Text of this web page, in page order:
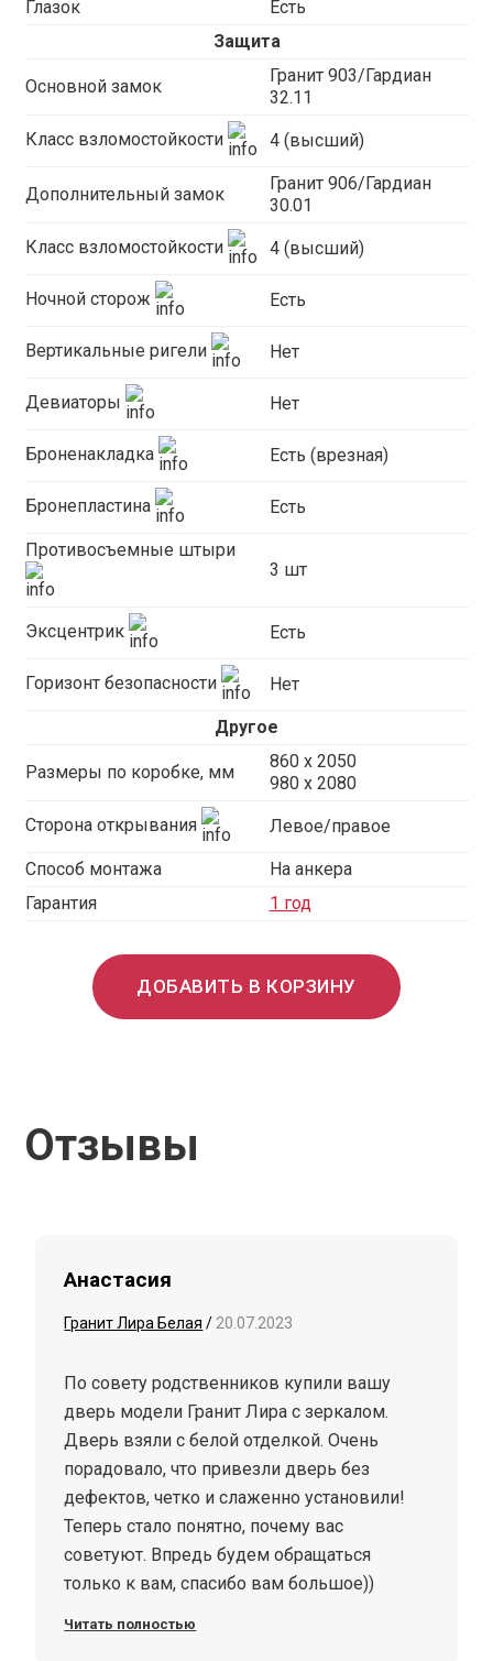
Глазок
Есть
Защита
Основной замок
Гранит 903/Гардиан
32.11
Класс взломостойкости 4 (высший)
Дополнительный замок
Гранит 906/Гардиан
30.01
Класс взломостойкости 4 (высший)
Ночной сторож Есть
Вертикальные ригели Нет
Девиаторы Нет
Броненакладка Есть (врезная)
Бронепластина Есть
Противосъемные штыри
3 шт
Эксцентрик Есть
Горизонт безопасности Нет
Другое
Размеры по коробке, мм
860 х 2050
980 x 2080
Сторона открывания Левое/правое
Способ монтажа
На анкера
Гарантия
1 год
ДОБАВИТЬ В КОРЗИНУ
Отзывы
Анастасия
Гранит Лира Белая / 20.07.2023
По совету родственников купили вашу
дверь модели Гранит Лира с зеркалом.
Дверь взяли с белой отделкой. Очень
порадовало, что привезли дверь без
дефектов, четко и слаженно установили!
Теперь стало понятно, почему вас
советуют. Впредь будем обращаться
только к вам, спасибо вам большое))
Читать полностью